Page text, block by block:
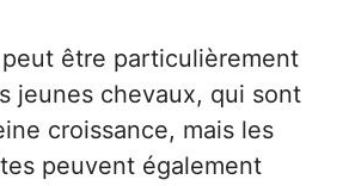
être particulièrement
jeunes chevaux, qui sont
croissance, mais les
peuvent également